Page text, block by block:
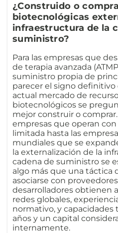
¿Construido o
biotecnológicas
infraestructura de la
suministro?
Para las empresas que
de terapia avanzada
suministro propia de
parecer el signo definitivo
actual mercado de
biotecnológicos se
mejor construir o
empresas que operan
limitada hasta las
mundiales que se
la externalización de la
cadena de suministro se
algo más que una táctica
asociarse con
desarrolladores obtienen
redes globales,
normativo, y capacidades
años y un capital
internamente.